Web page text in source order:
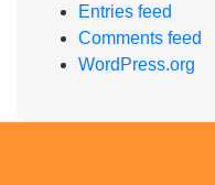
Entries feed
Comments feed
WordPress.org